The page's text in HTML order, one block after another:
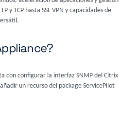
y TCP hasta SSL VPN y capacidades de
con configurar la interfaz SNMP del Citrix
un recurso del package ServicePilot